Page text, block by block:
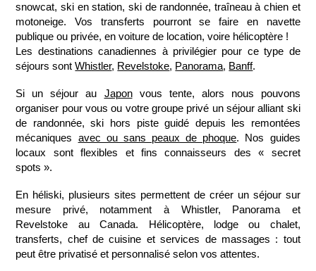
snowcat, ski en station, ski de randonnée, traîneau à chien et
motoneige. Vos transferts pourront se faire en navette
publique ou privée, en voiture de location, voire hélicoptère !
Les destinations canadiennes à privilégier pour ce type de
séjours sontWhistler, Revelstoke, Panorama, Banff.
Si un séjour au Japonvous tente, alors nous pouvons
organiser pour vous ou votre groupe privé un séjour alliant ski
de randonnée, ski hors piste guidé depuis les remontées
mécaniques avec ou sans peaux de phoque. Nos guides
locaux sont flexibles et fins connaisseurs des « secret
spots ».
En héliski, plusieurs sites permettent de créer un séjour sur
mesure privé, notamment à Whistler, Panorama et
Revelstoke au Canada. Hélicoptère, lodge ou chalet,
transferts, chef de cuisine et services de massages : tout
peut être privatisé et personnalisé selon vos attentes.